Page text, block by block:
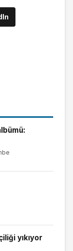
yıkıyor